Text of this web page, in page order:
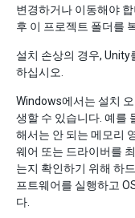
변경하거나 이동해야
후 이 프로젝트 폴더를
설치 손상의 경우,
하십시오.
Windows에서는 설치
생할 수 있습니다. 예를
해서는 안 되는 메모리
웨어 또는 드라이버를
는지 확인하기 위해 하
프트웨어를 실행하고
다.